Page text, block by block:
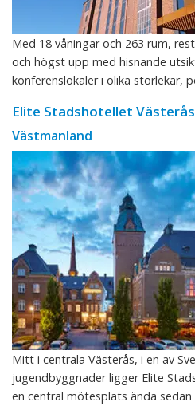
Med 18 våningar och 263 rum,
och högst upp med hisnande
konferenslokaler i olika storlekar,
Elite Stadshotellet Västerås
Västmanland
Mitt i centrala Västerås, i en av
jugendbyggnader ligger Elite
en central mötesplats ända sedan